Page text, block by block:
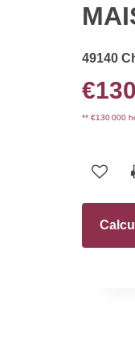
49140
** €130 000